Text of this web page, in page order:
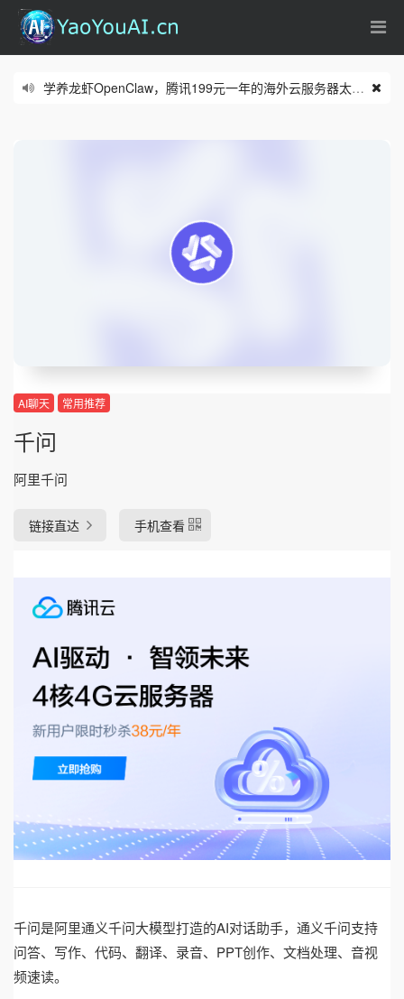
学养龙虾OpenClaw，腾讯199元一年的海外云服务器太合适了
AI聊天 常用推荐
千问
阿里千问
链接直达 手机查看
千问是阿里通义千问大模型打造的AI对话助手，通义千问支持
问答、写作、代码、翻译、录音、PPT创作、文档处理、音视
频速读。